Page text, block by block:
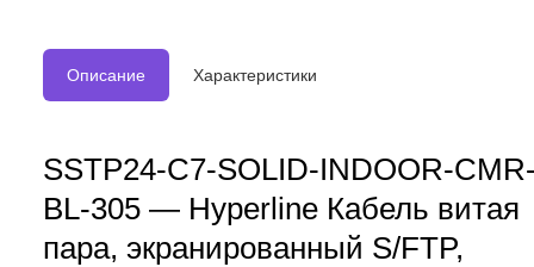
Описание Характеристики
SSTP24-C7-SOLID-INDOOR-
BL-305 — Hyperline Кабель витая
пара, экранированный S/FTP,